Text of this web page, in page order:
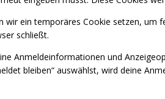
ein temporäres Cookie setzen,
schließt.
Anmeldeinformationen und
bleiben“ auswählst, wird deine